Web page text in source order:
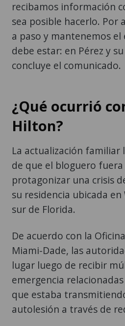
recibamos información
sea posible hacerlo. Por
a paso y mantenemos
debe estar: en Pérez y
concluye el comunicado.
¿Qué ocurrió
Hilton?
La actualización familiar
de que el bloguero
protagonizar una crisis
su residencia ubicada
sur de Florida.
De acuerdo con la
Miami-Dade, las
lugar luego de recibir
emergencia
que estaba
autolesión a través de